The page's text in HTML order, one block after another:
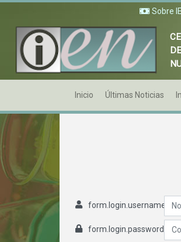
Sobre
Inicio Últimas Noticias
form.login.username
form.login.password